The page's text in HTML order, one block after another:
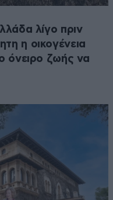
λίγο πριν
η οικογένεια
όνειρο ζωής να